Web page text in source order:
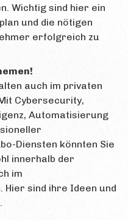
Wichtig sind hier ein
und die nötigen
erfolgreich zu
auch im privaten
Cybersecurity,
Automatisierung
Diensten könnten Sie
innerhalb der
im
Hier sind ihre Ideen und